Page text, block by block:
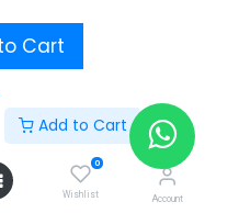
Add to Cart
0
Wishlist Account
Cart